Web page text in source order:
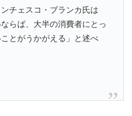
チェスコ・ブランカ氏は
ならば、大半の消費者にとっ
とがうかがえる」と述べ